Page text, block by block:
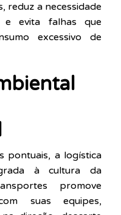
reduz a necessidade
e evita falhas que
excessivo de
pontuais, a logística
à cultura da
promove
suas equipes,